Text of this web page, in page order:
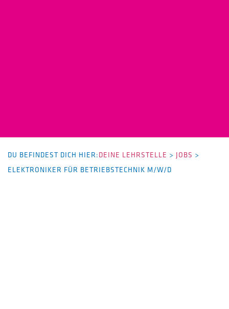
DU BEFINDEST DICH HIER:DEINE LEHRSTELLE > JOBS >
ELEKTRONIKER FÜR BETRIEBSTECHNIK M/W/D